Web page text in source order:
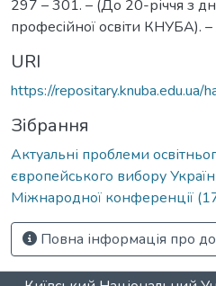
297 – 301. – (До 20-річчя з
професійної освіти КНУБА). –
URI
https://
Зібрання
Актуальні проблеми
європейського вибору
Міжнародної конференції
Повна інформація про